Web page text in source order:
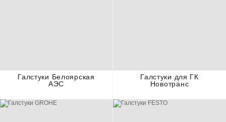
Галстуки Белоярская
АЭС
Галстуки для ГК
Новотранс